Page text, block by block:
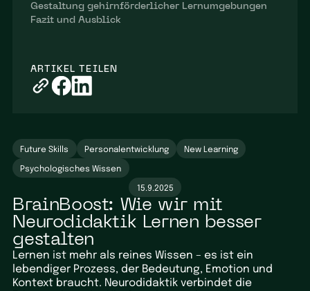
Future Skills Personalentwicklung New Learning
Psychologisches Wissen
15.9.2025
BrainBoost: Wie wir mit
Neurodidaktik Lernen besser
gestalten
Lernen ist mehr als reines Wissen – es ist ein
lebendiger Prozess, der Bedeutung, Emotion und
Kontext braucht. Neurodidaktik verbindet die
Gestaltung gehirnförderlicher Lernumgebungen
Fazit und Ausblick
ARTIKEL TEILEN